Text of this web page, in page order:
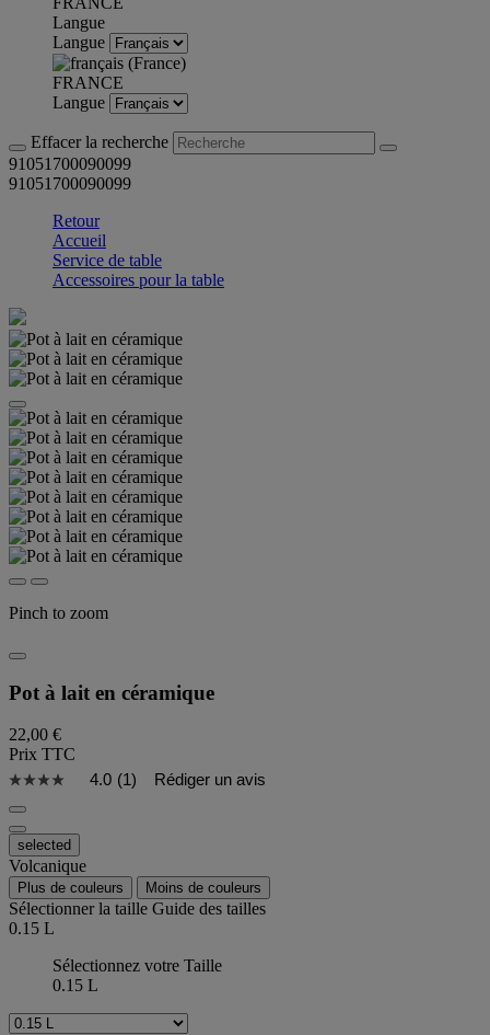
Langue
Langue
FRANCE
Langue
Effacer la recherche
91051700090099
91051700090099
Retour
Accueil
Service de table
Accessoires pour la table
Pinch to zoom
Pot à lait en céramique
22,00 €
Prix TTC
4.0 (1) Rédiger un avis
selected
Volcanique
Plus de couleurs Moins de couleurs
Sélectionner la taille Guide des tailles
0.15 L
Sélectionnez votre Taille
0.15 L